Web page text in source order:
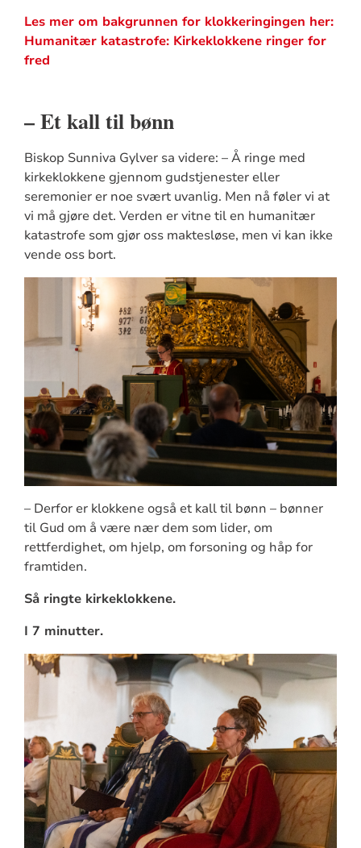
Les mer om bakgrunnen for klokkeringingen her:
Humanitær katastrofe: Kirkeklokkene ringer for
fred
– Et kall til bønn
Biskop Sunniva Gylver sa videre: – Å ringe med
kirkeklokkene gjennom gudstjenester eller
seremonier er noe svært uvanlig. Men nå føler vi at
vi må gjøre det. Verden er vitne til en humanitær
katastrofe som gjør oss maktesløse, men vi kan ikke
vende oss bort.
– Derfor er klokkene også et kall til bønn – bønner
til Gud om å være nær dem som lider, om
rettferdighet, om hjelp, om forsoning og håp for
framtiden.
Så ringte kirkeklokkene.
I 7 minutter.